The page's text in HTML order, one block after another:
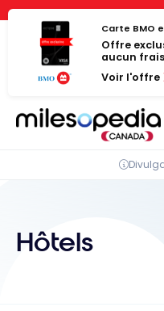
Panneau de gestion des
Passer
contenu
Carte BMO
Offre
aucun
Voir l'offre
Hôtels